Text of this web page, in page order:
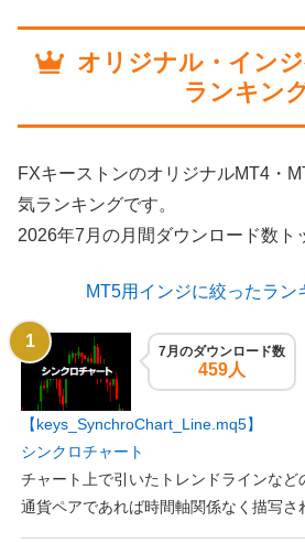
オリジナル・イン
ランキン
FXキーストンのオリジナルMT4・
気ランキングです。
2026年7月の月間ダウンロード数ト
MT5用インジに絞ったラン
【keys_SynchroChart_Line.mq5】
シンクロチャート
チャート上で引いたトレンドラインなど
通貨ペアであれば時間軸関係なく描写さ
7月のダウンロード数
459人